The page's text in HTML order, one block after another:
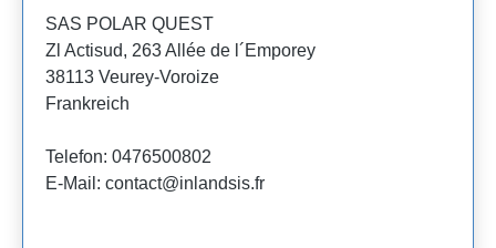
SAS POLAR QUEST
Zl Actisud, 263 Allée de l´Emporey
38113 Veurey-Voroize
Frankreich
Telefon: 0476500802
E-Mail: contact@inlandsis.fr